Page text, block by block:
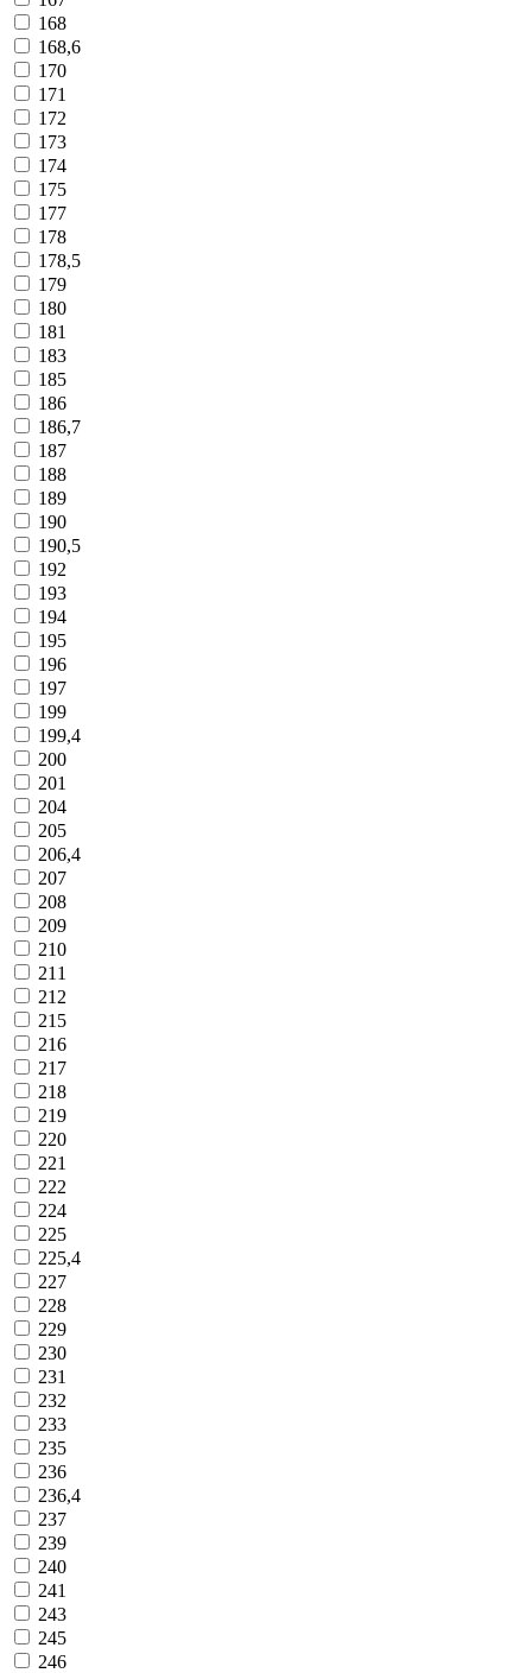
168
168,6
170
171
172
173
174
175
177
178
178,5
179
180
181
183
185
186
186,7
187
188
189
190
190,5
192
193
194
195
196
197
199
199,4
200
201
204
205
206,4
207
208
209
210
211
212
215
216
217
218
219
220
221
222
224
225
225,4
227
228
229
230
231
232
233
235
236
236,4
237
239
240
241
243
245
246